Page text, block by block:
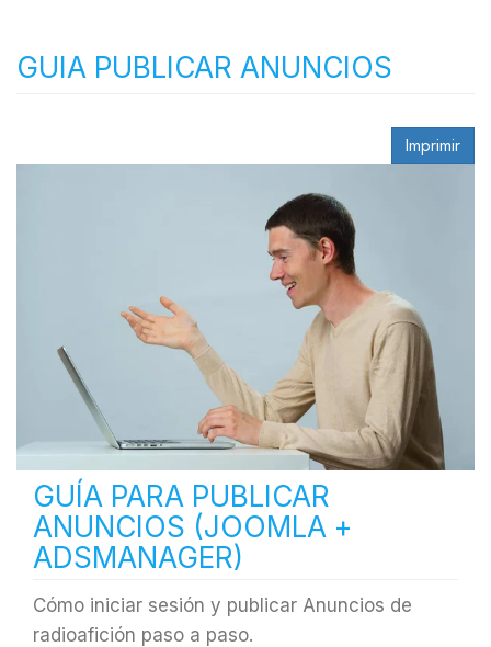
GUIA PUBLICAR ANUNCIOS
Imprimir
GUÍA PARA PUBLICAR
ANUNCIOS (JOOMLA +
ADSMANAGER)
Cómo iniciar sesión y publicar Anuncios de
radioafición paso a paso.